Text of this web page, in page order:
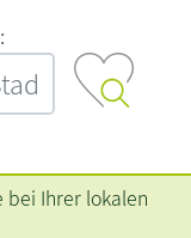
bei Ihrer lokalen